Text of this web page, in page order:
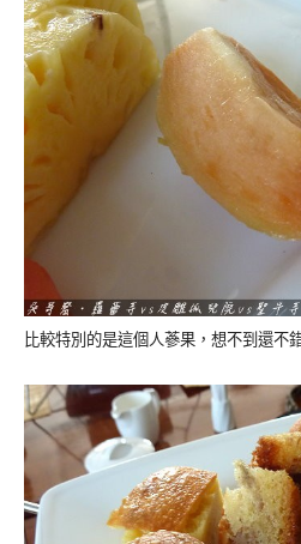
比較特別的是這個人蔘果，想不到還不